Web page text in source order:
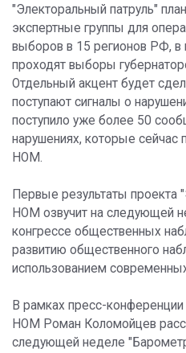
"Электоральный патруль"
экспертные группы для
выборов в 15 регионов РФ, в
проходят выборы
Отдельный акцент будет
поступают сигналы о
поступило уже более 50
нарушениях, которые сейчас
НОМ.
Первые результаты проекта
НОМ озвучит на следующей
конгрессе общественных
развитию общественного
использованием
В рамках пресс-
НОМ Роман Коломойцев
следующей неделе